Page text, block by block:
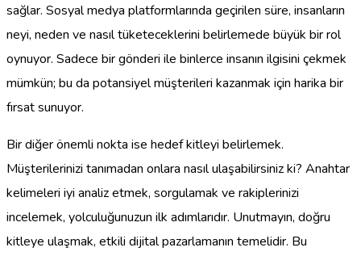
sağlar. Sosyal medya platformlarında geçirilen süre, insanların
neyi, neden ve nasıl tüketeceklerini belirlemede büyük bir rol
oynuyor. Sadece bir gönderi ile binlerce insanın ilgisini çekmek
mümkün; bu da potansiyel müşterileri kazanmak için harika bir
fırsat sunuyor.
Bir diğer önemli nokta ise hedef kitleyi belirlemek.
Müşterilerinizi tanımadan onlara nasıl ulaşabilirsiniz ki? Anahtar
kelimeleri iyi analiz etmek, sorgulamak ve rakiplerinizi
incelemek, yolculuğunuzun ilk adımlarıdır. Unutmayın, doğru
kitleye ulaşmak, etkili dijital pazarlamanın temelidir. Bu